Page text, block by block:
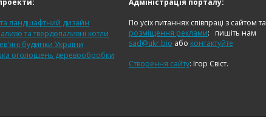
ландшафтний дизайн
та твердопаливні котли
будинки України
оголошень деревообробки
Адміністрація порталу:
По усіх питаннях співпраці з сайтом та
розміщення реклами:
пишіть нам
sad@ukr.bio або контактуйте
Створення сайту: Ігор Свіст.